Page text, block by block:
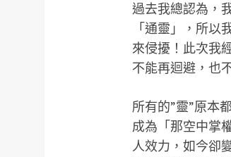
過去我總認為，
「通靈」，所
來侵擾！此次我
不能再迴避，也
所有的”靈”原本
成為「那空中掌
人效力，如今卻